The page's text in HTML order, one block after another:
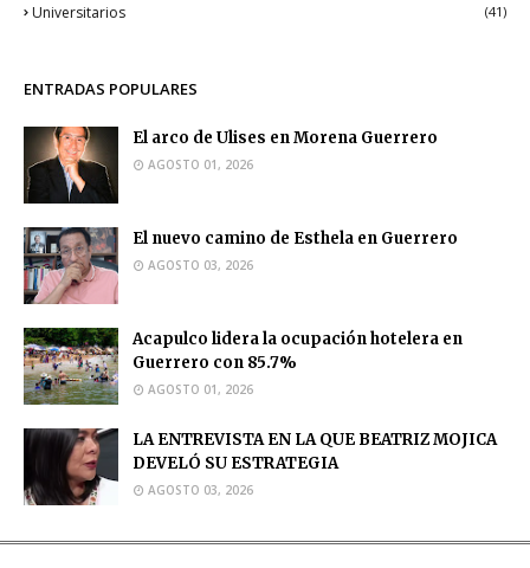
Universitarios (41)
ENTRADAS POPULARES
El arco de Ulises en Morena Guerrero
AGOSTO 01, 2026
El nuevo camino de Esthela en Guerrero
AGOSTO 03, 2026
Acapulco lidera la ocupación hotelera en
Guerrero con 85.7%
AGOSTO 01, 2026
LA ENTREVISTA EN LA QUE BEATRIZ MOJICA
DEVELÓ SU ESTRATEGIA
AGOSTO 03, 2026